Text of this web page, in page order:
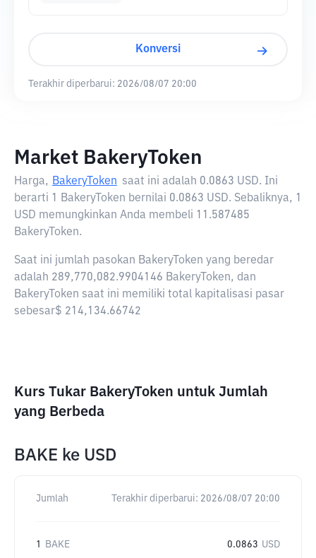
Konversi
Terakhir diperbarui: 2026/08/07 20:00
Market BakeryToken
Harga, BakeryToken saat ini adalah 0.0863 USD. Ini
berarti 1 BakeryToken bernilai 0.0863 USD. Sebaliknya, 1
USD memungkinkan Anda membeli 11.587485
BakeryToken.
Saat ini jumlah pasokan BakeryToken yang beredar
adalah 289,770,082.9904146 BakeryToken, dan
BakeryToken saat ini memiliki total kapitalisasi pasar
sebesar$ 214,134.66742
Kurs Tukar BakeryToken untuk Jumlah
yang Berbeda
BAKE ke USD
Jumlah Terakhir diperbarui: 2026/08/07 20:00
1 BAKE 0.0863 USD